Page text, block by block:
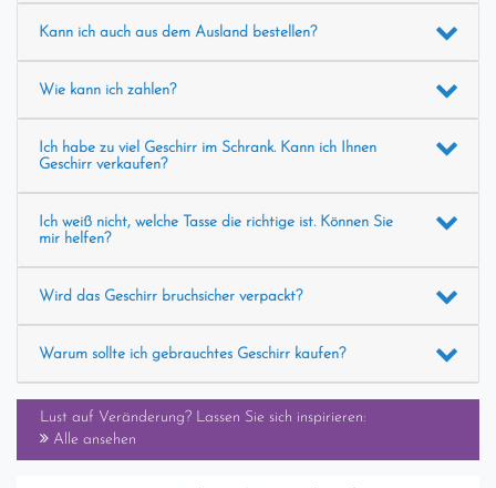
Kann ich auch aus dem Ausland bestellen?
Wie kann ich zahlen?
Ich habe zu viel Geschirr im Schrank. Kann ich Ihnen
Geschirr verkaufen?
Ich weiß nicht, welche Tasse die richtige ist. Können Sie
mir helfen?
Wird das Geschirr bruchsicher verpackt?
Warum sollte ich gebrauchtes Geschirr kaufen?
Lust auf Veränderung? Lassen Sie sich inspirieren:
Alle ansehen